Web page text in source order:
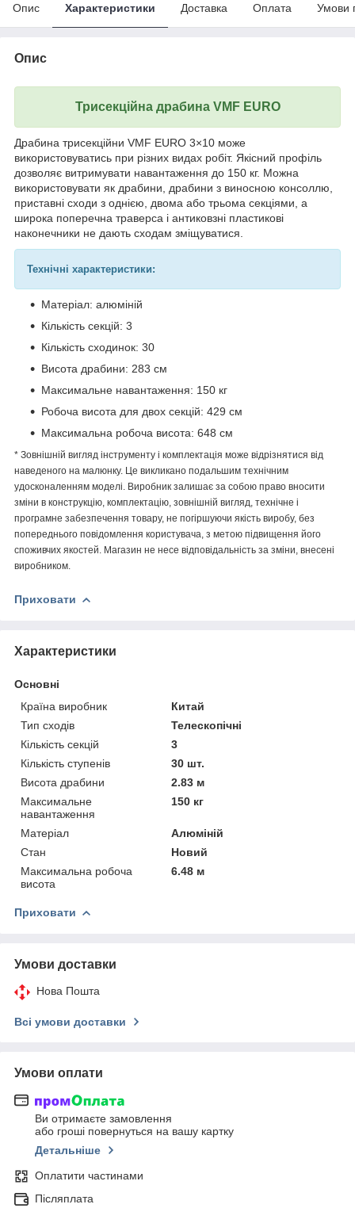
Опис Характеристики Доставка Оплата Умови
Опис
Трисекційна драбина VMF EURO
Драбина трисекційни VMF EURO 3×10 може
використовуватись при різних видах робіт. Якісний профіль
дозволяє витримувати навантаження до 150 кг. Можна
використовувати як драбини, драбини з виносною консоллю,
приставні сходи з однією, двома або трьома секціями, а
широка поперечна траверса і антиковзні пластикові
наконечники не дають сходам зміщуватися.
Технічні характеристики:
Матеріал: алюміній
Кількість секцій: 3
Кількість сходинок: 30
Висота драбини: 283 см
Максимальне навантаження: 150 кг
Робоча висота для двох секцій: 429 см
Максимальна робоча висота: 648 см
* Зовнішній вигляд інструменту і комплектація може відрізнятися від
наведеного на малюнку. Це викликано подальшим технічним
удосконаленням моделі. Виробник залишає за собою право вносити
зміни в конструкцію, комплектацію, зовнішній вигляд, технічне і
програмне забезпечення товару, не погіршуючи якість виробу, без
попереднього повідомлення користувача, з метою підвищення його
споживчих якостей. Магазин не несе відповідальність за зміни, внесені
виробником.
Приховати
Характеристики
Основні
Країна виробник
Китай
Тип сходів
Телескопічні
Кількість секцій
3
Кількість ступенів
30 шт.
Висота драбини
2.83 м
Максимальне
навантаження
150 кг
Матеріал
Алюміній
Стан
Новий
Максимальна робоча
висота
6.48 м
Приховати
Умови доставки
Нова Пошта
Всі умови доставки
Умови оплати
Ви отримаєте замовлення
або гроші повернуться на вашу картку
Детальніше
Оплатити частинами
Післяплата